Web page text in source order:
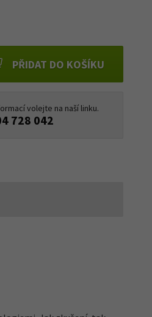
PŘIDAT DO KOŠÍKU
volejte na naší linku.
728 042